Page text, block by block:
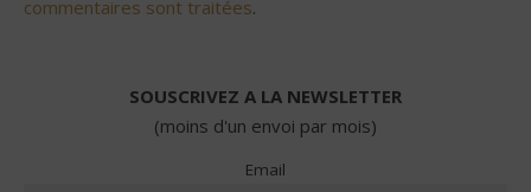
commentaires sont traitées.
SOUSCRIVEZ A LA NEWSLETTER
(moins d'un envoi par mois)
Email